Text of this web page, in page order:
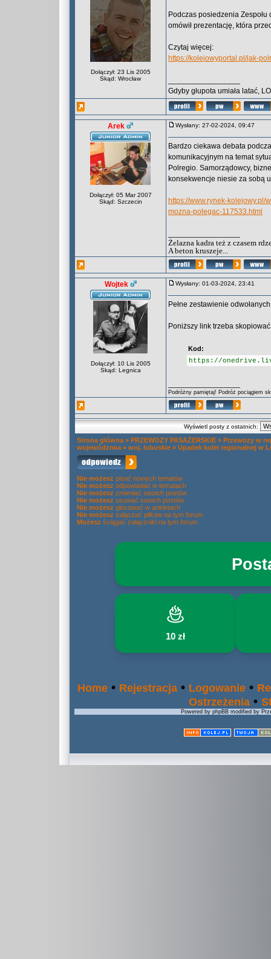
Dołączył: 23 Lis 2005
Skąd: Wrocław
Podczas posiedzenia
omówił prezentację, która
Czytaj więcej:
https://kolejowyportal.pl/jak-
Gdyby głupota umiała latać,
Arek
Dołączył: 05 Mar 2007
Skąd: Szczecin
Wysłany: 27-02-2024, 09:47
Bardzo ciekawa debata
komunikacyjnym na temat
Polregio. Samorządowcy,
konsekwencje niesie za sobą
https://www.rynek-
mozna-polegac-117533.html
Żelazna kadra też z czasem
A beton kruszeje...
Wojtek
Dołączył: 10 Lis 2005
Skąd: Legnica
Wysłany: 01-03-2024, 23:41
Pełne zestawienie
Poniższy link trzeba
Kod:
https://
Podróżny pamiętaj! Podróż pociągiem
Wyświetl posty z ostatnich:
Strona główna » PRZEWOZY PASAŻERSKIE » Przewozy w
województwa » woj. lubuskie » Upadek kolei regionalnej w
Nie możesz pisać nowych tematów
Nie możesz odpowiadać w tematach
Nie możesz zmieniać swoich postów
Nie możesz usuwać swoich postów
Nie możesz głosować w ankietach
Nie możesz załączać plików na tym forum
Możesz ściągać załączniki na tym forum
10 zł
Home • Rejestracja • Logowanie •
Ostrzeżenia •
Powered by phpBB modified by